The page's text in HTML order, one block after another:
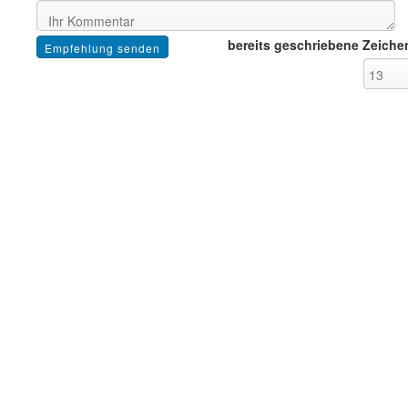
bereits geschriebene